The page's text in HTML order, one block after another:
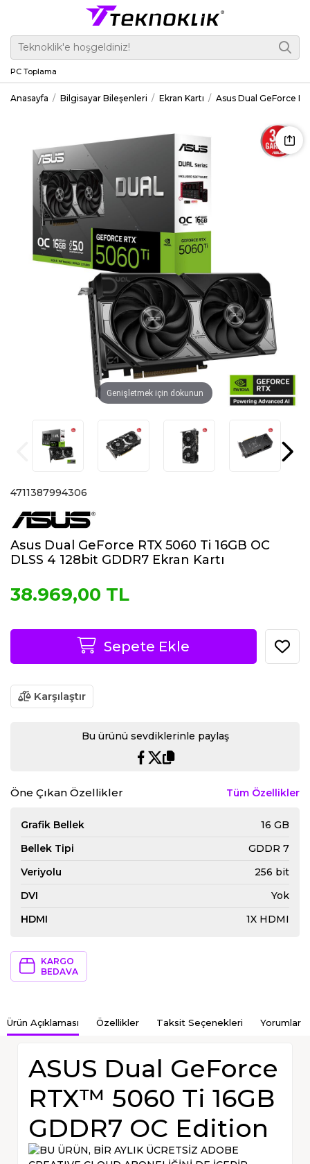
PC Toplama
Anasayfa Bilgisayar Bileşenleri Ekran Kartı Asus Dual GeForce
Genişletmek için dokunun
4711387994306
Asus Dual GeForce RTX 5060 Ti 16GB OC
DLSS 4 128bit GDDR7 Ekran Kartı
38.969,00 TL
Sepete Ekle
Karşılaştır
Bu ürünü sevdiklerinle paylaş
Öne Çıkan Özellikler Tüm Özellikler
Grafik Bellek
16 GB
Bellek Tipi
GDDR 7
Veriyolu
256 bit
DVI
Yok
HDMI
1X HDMI
KARGO
BEDAVA
Ürün Açıklaması Özellikler Taksit Seçenekleri Yorumlar
ASUS Dual GeForce
RTX™ 5060 Ti 16GB
GDDR7 OC Edition